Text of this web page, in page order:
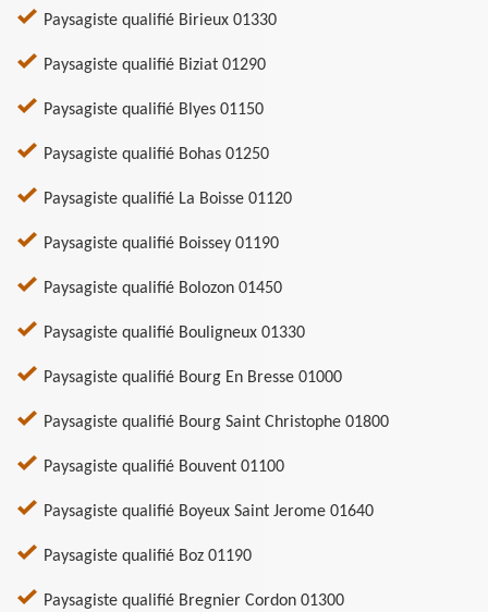
Paysagiste qualifié Birieux 01330
Paysagiste qualifié Biziat 01290
Paysagiste qualifié Blyes 01150
Paysagiste qualifié Bohas 01250
Paysagiste qualifié La Boisse 01120
Paysagiste qualifié Boissey 01190
Paysagiste qualifié Bolozon 01450
Paysagiste qualifié Bouligneux 01330
Paysagiste qualifié Bourg En Bresse 01000
Paysagiste qualifié Bourg Saint Christophe 01800
Paysagiste qualifié Bouvent 01100
Paysagiste qualifié Boyeux Saint Jerome 01640
Paysagiste qualifié Boz 01190
Paysagiste qualifié Bregnier Cordon 01300